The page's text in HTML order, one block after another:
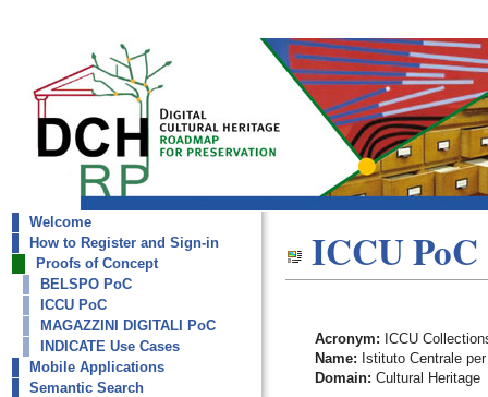
dch-rp
ICCU PoC
Welcome
How to Register and Sign-in
Proofs of Concept
BELSPO PoC
ICCU PoC
MAGAZZINI DIGITALI PoC
INDICATE Use Cases
Mobile Applications
Semantic Search
ICCU PoC
Acronym: ICCU
Name: Istituto Centrale
Domain: Cultural Heritage